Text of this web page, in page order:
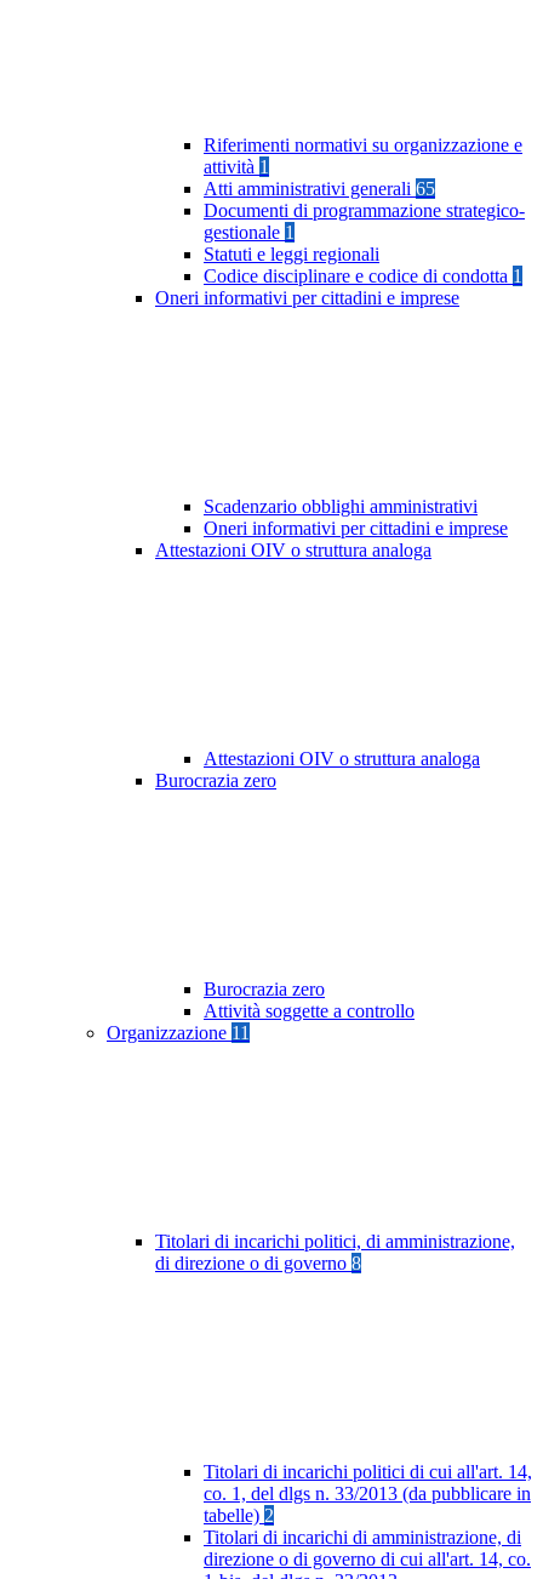
Riferimenti normativi su organizzazione e
attività 1
Atti amministrativi generali 65
Documenti di programmazione strategico-
gestionale 1
Statuti e leggi regionali
Codice disciplinare e codice di condotta 1
Oneri informativi per cittadini e imprese
Scadenzario obblighi amministrativi
Oneri informativi per cittadini e imprese
Attestazioni OIV o struttura analoga
Attestazioni OIV o struttura analoga
Burocrazia zero
Burocrazia zero
Attività soggette a controllo
Organizzazione 11
Titolari di incarichi politici, di amministrazione,
di direzione o di governo 8
Titolari di incarichi politici di cui all'art. 14,
co. 1, del dlgs n. 33/2013 (da pubblicare in
tabelle) 2
Titolari di incarichi di amministrazione, di
direzione o di governo di cui all'art. 14, co.